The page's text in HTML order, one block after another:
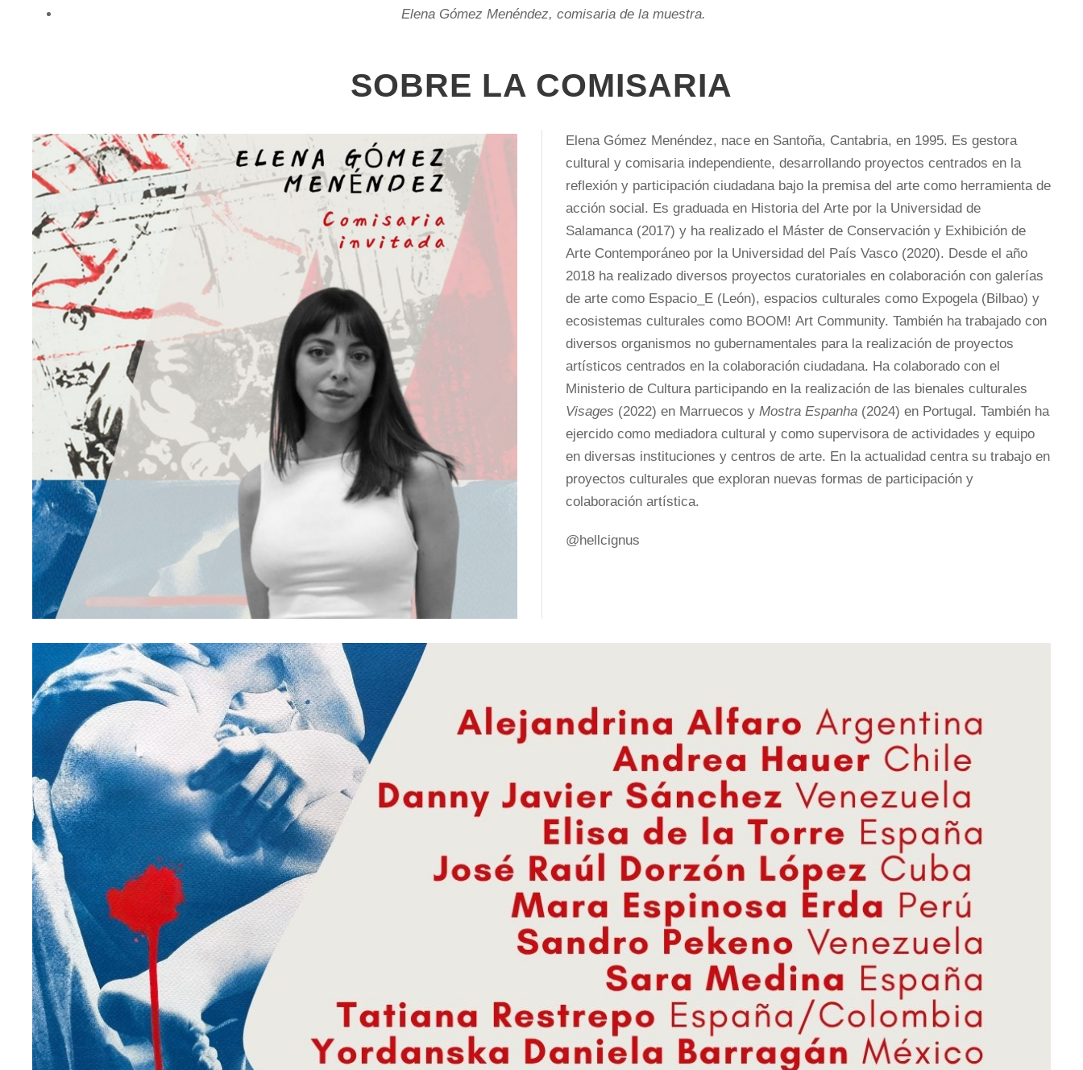
Elena Gómez Menéndez, comisaria de la muestra.
SOBRE LA COMISARIA
Elena Gómez Menéndez, nace en Santoña, Cantabria, en 1995. Es gestora
cultural y comisaria independiente, desarrollando proyectos centrados en la
reflexión y participación ciudadana bajo la premisa del arte como herramienta de
acción social. Es graduada en Historia del Arte por la Universidad de
Salamanca (2017) y ha realizado el Máster de Conservación y Exhibición de
Arte Contemporáneo por la Universidad del País Vasco (2020). Desde el año
2018 ha realizado diversos proyectos curatoriales en colaboración con galerías
de arte como Espacio_E (León), espacios culturales como Expogela (Bilbao) y
ecosistemas culturales como BOOM! Art Community. También ha trabajado con
diversos organismos no gubernamentales para la realización de proyectos
artísticos centrados en la colaboración ciudadana. Ha colaborado con el
Ministerio de Cultura participando en la realización de las bienales culturales
Visages (2022) en Marruecos y Mostra Espanha (2024) en Portugal. También ha
ejercido como mediadora cultural y como supervisora de actividades y equipo
en diversas instituciones y centros de arte. En la actualidad centra su trabajo en
proyectos culturales que exploran nuevas formas de participación y
colaboración artística.
@hellcignus